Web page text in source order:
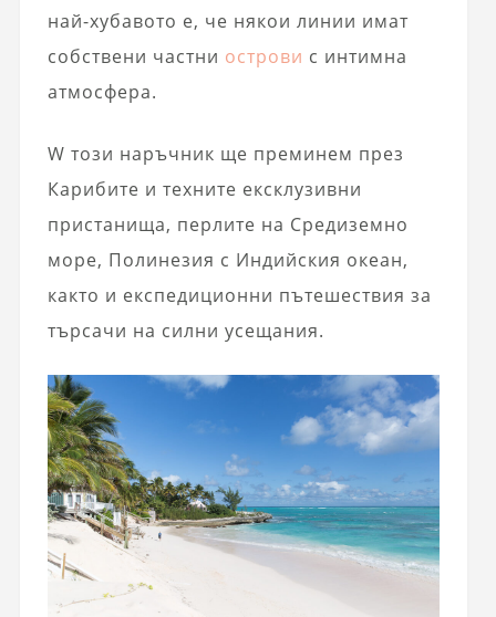
най-хубавото е, че някои линии имат
собствени частни острови с интимна
атмосфера.
W този наръчник ще преминем през
Карибите и техните ексклузивни
пристанища, перлите на Средиземно
море, Полинезия с Индийския океан,
както и експедиционни пътешествия за
търсачи на силни усещания.